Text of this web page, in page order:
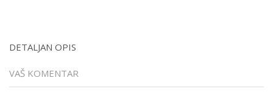
DETALJAN OPIS
VAŠ KOMENTAR